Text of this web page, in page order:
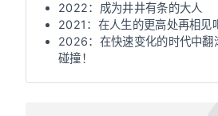
2022：成为井井有条的大人
2021：在人生的更高处再相见
2026：在快速变化的时代中翻
碰撞！